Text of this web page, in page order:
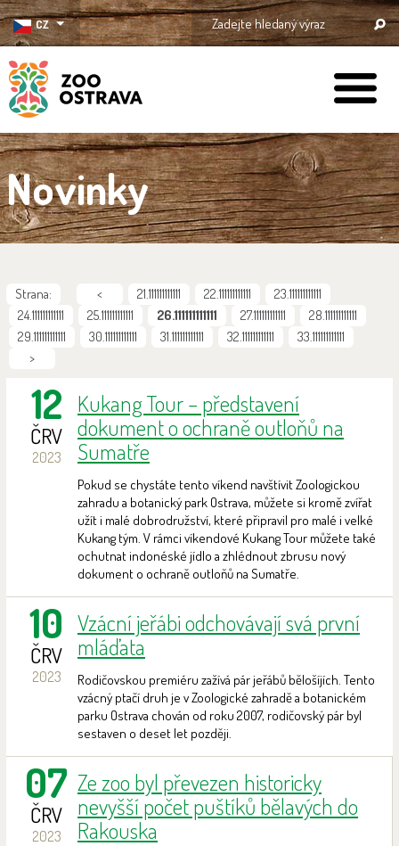
CZ
ZOO Ostrava
Novinky
Strana: < 21.111111111111 22.111111111111
23.111111111111
24.111111111111
25.111111111111 26.111111111111 27.111111111111
28.111111111111
29.111111111111
30.111111111111 31.111111111111 32.111111111111
33.111111111111
>
12
ČRV
2023
Kukang Tour – představení
dokument o ochraně outloňů na
Sumatře
Pokud se chystáte tento víkend navštívit Zoologickou
zahradu a botanický park Ostrava, můžete si kromě zvířat
užít i malé dobrodružství, které připravil pro malé i velké
Kukang tým. V rámci víkendové Kukang Tour můžete také
ochutnat indonéské jídlo a zhlédnout zbrusu nový
dokument o ochraně outloňů na Sumatře.
10
ČRV
2023
Vzácní jeřábi odchovávají svá první
mláďata
Rodičovskou premiéru zažívá pár jeřábů bělošíjích. Tento
vzácný ptačí druh je v Zoologické zahradě a botanickém
parku Ostrava chován od roku 2007, rodičovský pár byl
sestaven o deset let později.
07
ČRV
2023
Ze zoo byl převezen historicky
nevyšší počet puštíků bělavých do
Rakouska